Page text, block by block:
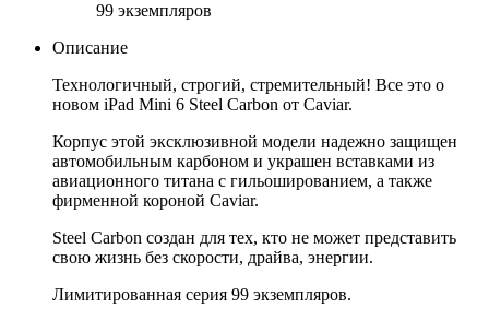
99 экземпляров
Описание
Технологичный, строгий, стремительный! Все это о
новом iPad Mini 6 Steel Carbon от Caviar.
Корпус этой эксклюзивной модели надежно защищен
автомобильным карбоном и украшен вставками из
авиационного титана с гильошированием, а также
фирменной короной Caviar.
Steel Carbon создан для тех, кто не может представить
свою жизнь без скорости, драйва, энергии.
Лимитированная серия 99 экземпляров.